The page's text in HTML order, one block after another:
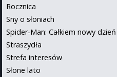
Rocznica
Sny o słoniach
Spider-Man: Całkiem nowy dzień
Straszydła
Strefa interesów
Słone lato